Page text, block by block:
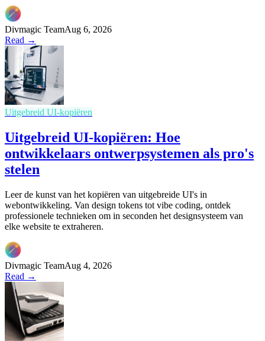
Divmagic TeamAug 6, 2026
Read →
Uitgebreid UI-kopiëren
Uitgebreid UI-kopiëren: Hoe
ontwikkelaars ontwerpsystemen als pro's
stelen
Leer de kunst van het kopiëren van uitgebreide UI's in
webontwikkeling. Van design tokens tot vibe coding, ontdek
professionele technieken om in seconden het designsysteem van
elke website te extraheren.
Divmagic TeamAug 4, 2026
Read →